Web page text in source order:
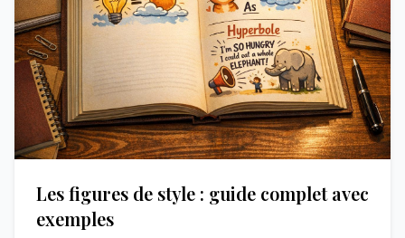
Les figures de style : guide complet avec
exemples